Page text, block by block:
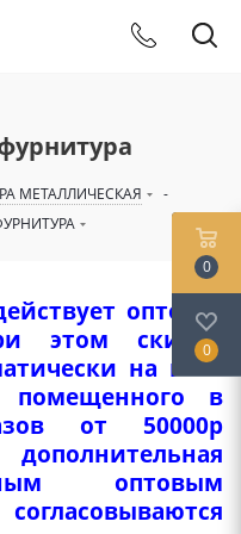
МЕТАЛЛИЧЕСКАЯ
-
оптовая
этом скидка
на весь
помещенного в
от 50000р
оптовым
0
0